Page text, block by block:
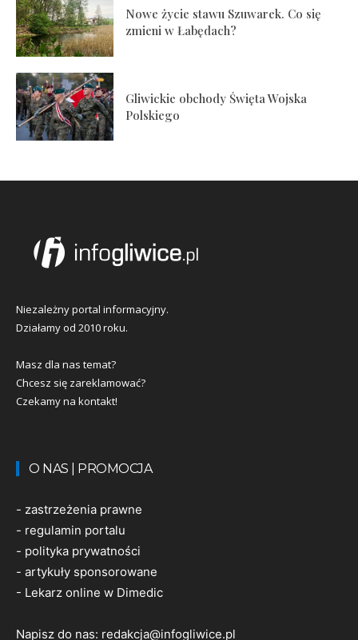
Nowe życie stawu Szuwarek. Co się
zmieni w Łabędach?
Gliwickie obchody Święta Wojska
Polskiego
Niezależny portal informacyjny.
Działamy od 2010 roku.
Masz dla nas temat?
Chcesz się zareklamować?
Czekamy na kontakt!
O NAS | PROMOCJA
- zastrzeżenia prawne
- regulamin portalu
- polityka prywatności
- artykuły sponsorowane
- Lekarz online w Dimedic
Napisz do nas: redakcja@infogliwice.pl